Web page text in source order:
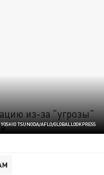
YOSHIO TSUNODA/AFLO/GLOBALLOOKPRESS